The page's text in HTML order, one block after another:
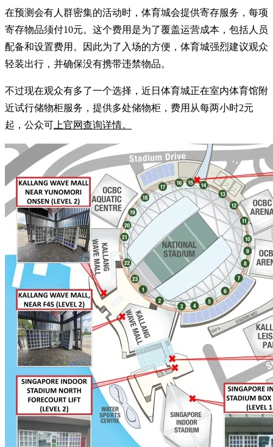
在预测会有人群密集的活动时，体育城会提供寄存服务，每项
寄存物品须付10元。这个费用是为了覆盖运营成本，包括人员
配备和设置费用。因此为了入场的方便，体育城强烈建议观众
轻装出行，并确保没有携带违禁物品。
不过现在观众有多了一个选择，近日体育城正在室内体育馆附
近试行储物柜服务，提供多处储物柜，费用从每两小时2元
起，公众可 上官网查询详情。